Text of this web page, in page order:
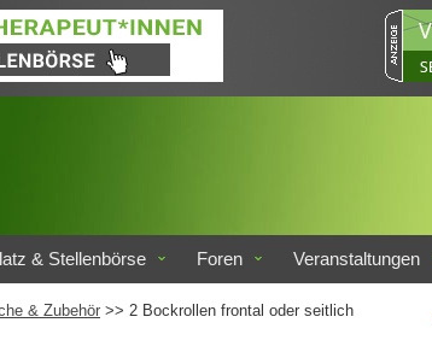
& Stellenbörse Foren Veranstaltungen
& Zubehör >> 2 Bockrollen frontal oder seitlich